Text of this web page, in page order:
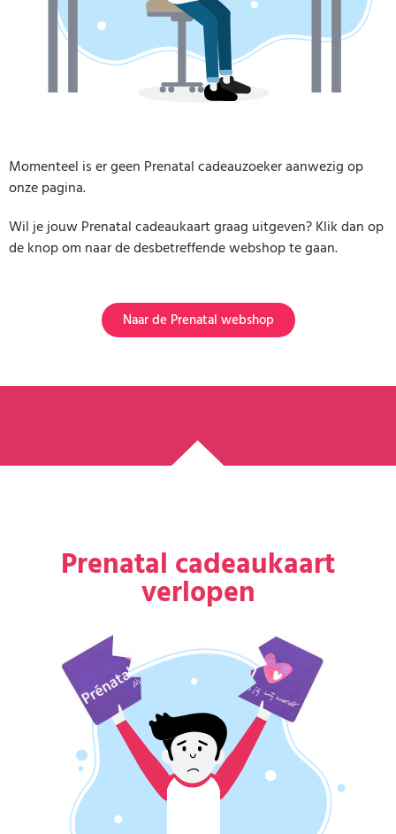
Momenteel is er geen Prenatal cadeauzoeker aanwezig op
onze pagina.
Wil je jouw Prenatal cadeaukaart graag uitgeven? Klik dan op
de knop om naar de desbetreffende webshop te gaan.
Naar de Prenatal webshop
Prenatal cadeaukaart
verlopen